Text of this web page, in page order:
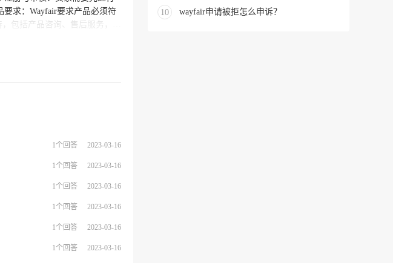
1个回答 2023-03-16
1个回答 2023-03-16
1个回答 2023-03-16
1个回答 2023-03-16
1个回答 2023-03-16
1个回答 2023-03-16
10 wayfair申请被拒怎么申诉？